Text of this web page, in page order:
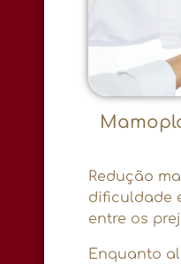
Redução
dificuldade
entre os
Enquanto